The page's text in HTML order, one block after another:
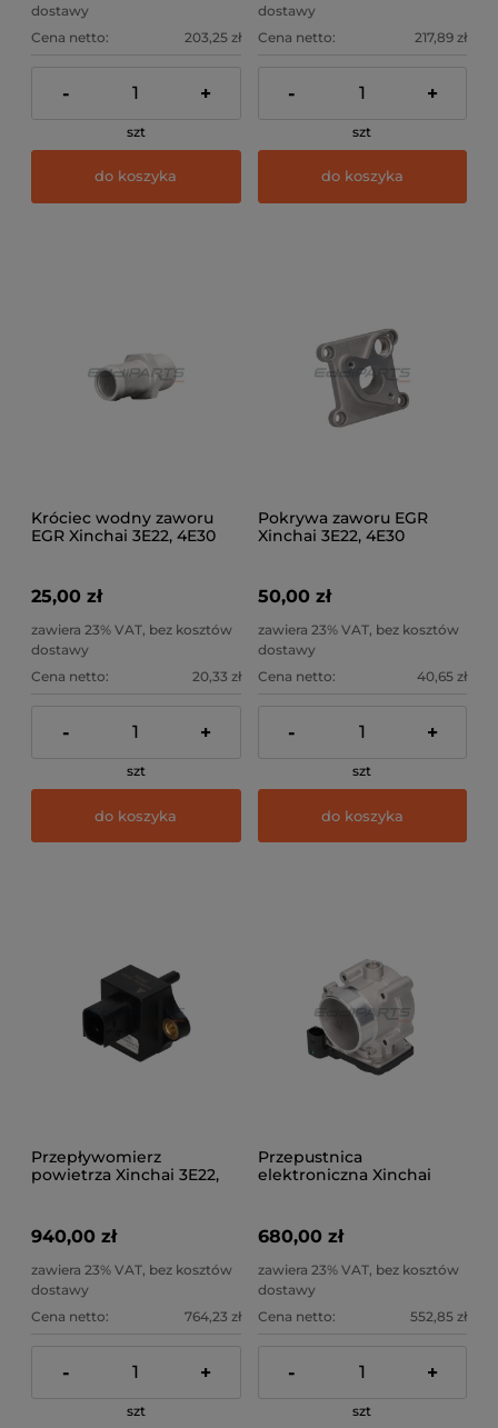
dostawy
Cena netto:
203,25 zł
- +
szt
do koszyka
dostawy
Cena netto:
217,89 zł
- +
szt
do koszyka
Króciec wodny zaworu
EGR Xinchai 3E22, 4E30
25,00 zł
zawiera 23% VAT, bez kosztów
dostawy
Cena netto:
20,33 zł
- +
szt
do koszyka
Pokrywa zaworu EGR
Xinchai 3E22, 4E30
50,00 zł
zawiera 23% VAT, bez kosztów
dostawy
Cena netto:
40,65 zł
- +
szt
do koszyka
Przepływomierz
powietrza Xinchai 3E22,
940,00 zł
zawiera 23% VAT, bez kosztów
dostawy
Cena netto:
764,23 zł
- +
szt
Przepustnica
elektroniczna Xinchai
680,00 zł
zawiera 23% VAT, bez kosztów
dostawy
Cena netto:
552,85 zł
- +
szt